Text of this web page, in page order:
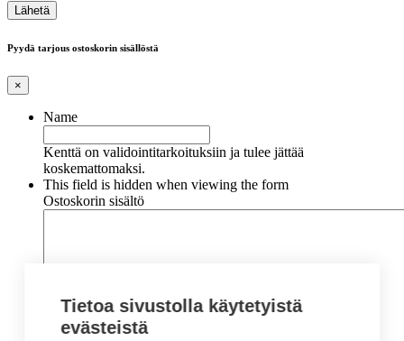
Pyydä tarjous ostoskorin sisällöstä
×
Name
Kenttä on validointitarkoituksiin ja tulee jättää
koskemattomaksi.
This field is hidden when viewing the form
Ostoskorin sisältö
Tietoa sivustolla käytetyistä
evästeistä